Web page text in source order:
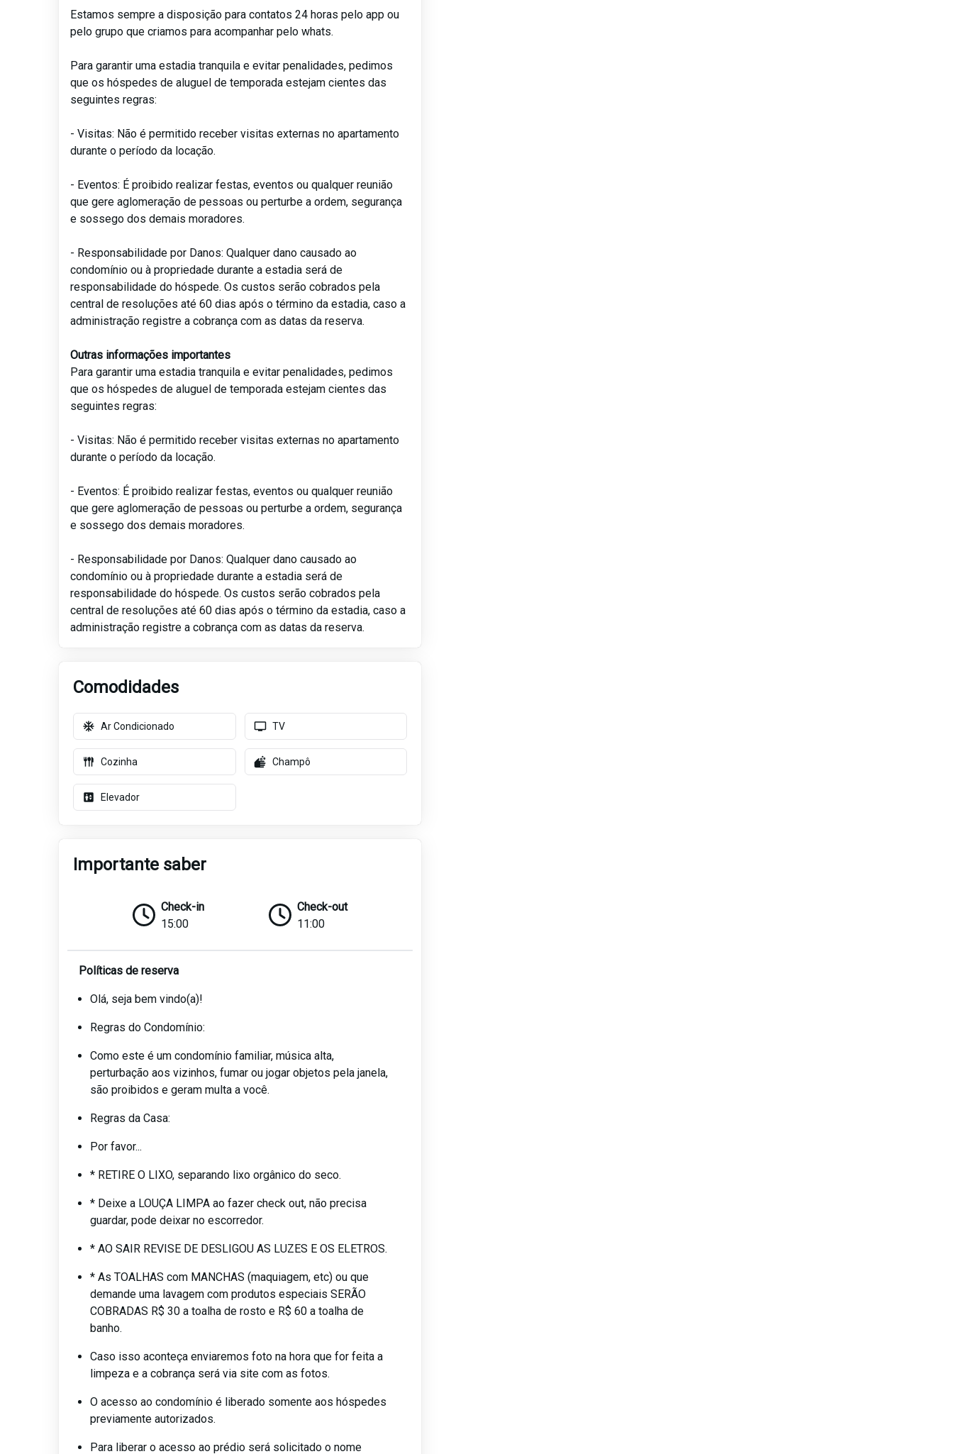
Estamos sempre a disposição para contatos 24 horas pelo app ou
pelo grupo que criamos para acompanhar pelo whats.
Para garantir uma estadia tranquila e evitar penalidades, pedimos
que os hóspedes de aluguel de temporada estejam cientes das
seguintes regras:
- Visitas: Não é permitido receber visitas externas no apartamento
durante o período da locação.
- Eventos: É proibido realizar festas, eventos ou qualquer reunião
que gere aglomeração de pessoas ou perturbe a ordem, segurança
e sossego dos demais moradores.
- Responsabilidade por Danos: Qualquer dano causado ao
condomínio ou à propriedade durante a estadia será de
responsabilidade do hóspede. Os custos serão cobrados pela
central de resoluções até 60 dias após o término da estadia, caso a
administração registre a cobrança com as datas da reserva.
Outras informações importantes
Para garantir uma estadia tranquila e evitar penalidades, pedimos
que os hóspedes de aluguel de temporada estejam cientes das
seguintes regras:
- Visitas: Não é permitido receber visitas externas no apartamento
durante o período da locação.
- Eventos: É proibido realizar festas, eventos ou qualquer reunião
que gere aglomeração de pessoas ou perturbe a ordem, segurança
e sossego dos demais moradores.
- Responsabilidade por Danos: Qualquer dano causado ao
condomínio ou à propriedade durante a estadia será de
responsabilidade do hóspede. Os custos serão cobrados pela
central de resoluções até 60 dias após o término da estadia, caso a
administração registre a cobrança com as datas da reserva.
Comodidades
Ar Condicionado TV
Cozinha Champô
Elevador
Importante saber
Check-in
15:00
Check-out
11:00
Políticas de reserva
Olá, seja bem vindo(a)!
Regras do Condomínio:
Como este é um condomínio familiar, música alta,
perturbação aos vizinhos, fumar ou jogar objetos pela janela,
são proibidos e geram multa a você.
Regras da Casa:
Por favor...
* RETIRE O LIXO, separando lixo orgânico do seco.
* Deixe a LOUÇA LIMPA ao fazer check out, não precisa
guardar, pode deixar no escorredor.
* AO SAIR REVISE DE DESLIGOU AS LUZES E OS ELETROS.
* As TOALHAS com MANCHAS (maquiagem, etc) ou que
demande uma lavagem com produtos especiais SERÃO
COBRADAS R$ 30 a toalha de rosto e R$ 60 a toalha de
banho.
Caso isso aconteça enviaremos foto na hora que for feita a
limpeza e a cobrança será via site com as fotos.
O acesso ao condomínio é liberado somente aos hóspedes
previamente autorizados.
Para liberar o acesso ao prédio será solicitado o nome